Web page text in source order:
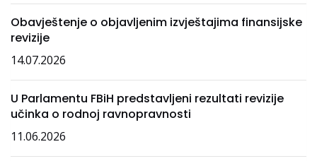
Obavještenje o objavljenim izvještajima finansijske
revizije
14.07.2026
U Parlamentu FBiH predstavljeni rezultati revizije
učinka o rodnoj ravnopravnosti
11.06.2026